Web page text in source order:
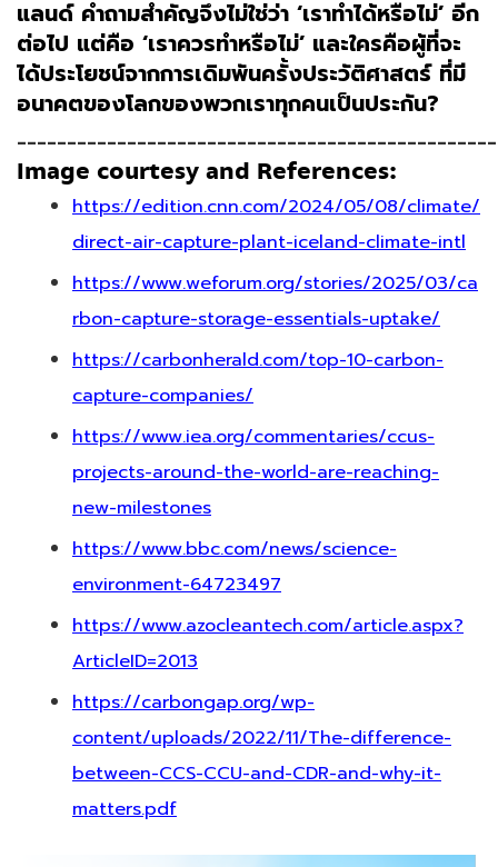
แลนด์ คำถามสำคัญจึงไม่ใช่ว่า ‘เราทำได้หรือไม่’ อีก
ต่อไป แต่คือ ‘เราควรทำหรือไม่’ และใครคือผู้ที่จะ
ได้ประโยชน์จากการเดิมพันครั้งประวัติศาสตร์ ที่มี
อนาคตของโลกของพวกเราทุกคนเป็นประกัน?
Image courtesy and References:
https://edition.cnn.com/2024/05/08/climate/
direct-air-capture-plant-iceland-climate-intl
https://www.weforum.org/stories/2025/03/ca
rbon-capture-storage-essentials-uptake/
https://carbonherald.com/top-10-carbon-
capture-companies/
https://www.iea.org/commentaries/ccus-
projects-around-the-world-are-reaching-
new-milestones
https://www.bbc.com/news/science-
environment-64723497
https://www.azocleantech.com/article.aspx?
ArticleID=2013
https://carbongap.org/wp-
content/uploads/2022/11/The-difference-
between-CCS-CCU-and-CDR-and-why-it-
matters.pdf